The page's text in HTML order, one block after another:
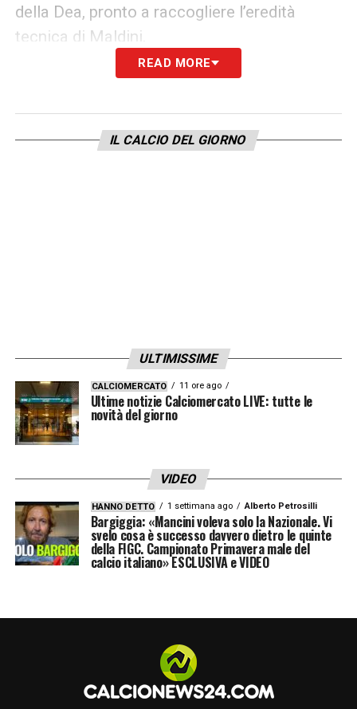
della Dea, pronto a raccogliere l’eredità
tecnica di Maldini.
SCOPRI LA PROMO LOTTOMATICA
SCOPRI LA PROMO GOLDBET
LA PLAYLIST DELLE NOSTRE TOP NEWS
READ MORE
IL CALCIO DEL GIORNO
ULTIMISSIME
CALCIOMERCATO 11 ore ago
Ultime notizie Calciomercato LIVE: tutte le
novità del giorno
VIDEO
HANNO DETTO 1 settimana ago Alberto Petrosilli
Bargiggia: «Mancini voleva solo la Nazionale. Vi
svelo cosa è successo davvero dietro le quinte
della FIGC. Campionato Primavera male del
calcio italiano» ESCLUSIVA e VIDEO